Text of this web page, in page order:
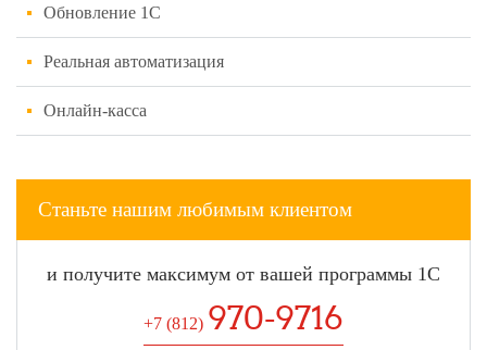
Обновление 1С
Реальная автоматизация
Онлайн-касса
Станьте нашим любимым клиентом
и получите максимум от вашей программы 1С
+7 (812) 970-9716